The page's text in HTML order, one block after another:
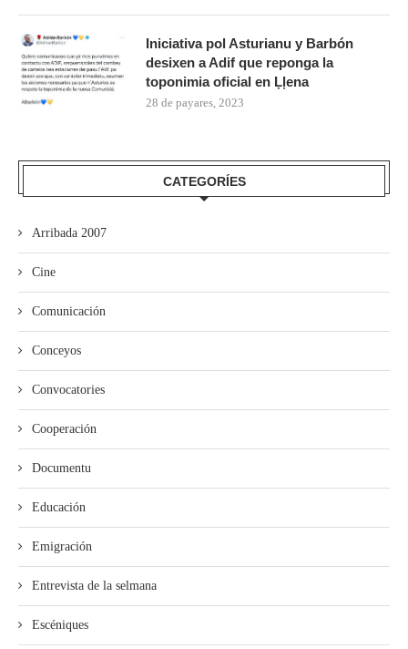
Iniciativa pol Asturianu y Barbón
desixen a Adif que reponga la
toponimia oficial en Ḷḷena
28 de payares, 2023
CATEGORÍES
Arribada 2007
Cine
Comunicación
Conceyos
Convocatories
Cooperación
Documentu
Educación
Emigración
Entrevista de la selmana
Escéniques